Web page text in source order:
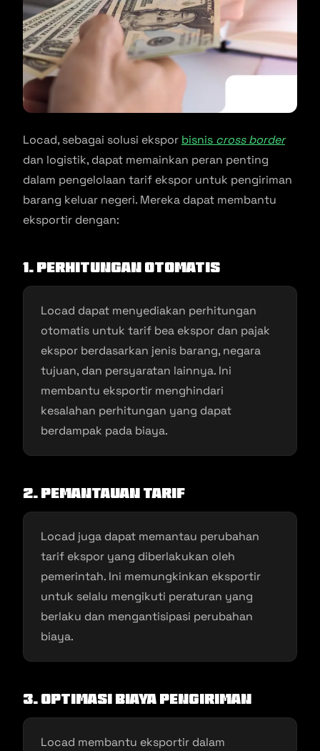
Locad, sebagai solusi ekspor bisnis cross border
dan logistik, dapat memainkan peran penting
dalam pengelolaan tarif ekspor untuk pengiriman
barang keluar negeri. Mereka dapat membantu
eksportir dengan:
1. Perhitungan Otomatis
Locad dapat menyediakan perhitungan
otomatis untuk tarif bea ekspor dan pajak
ekspor berdasarkan jenis barang, negara
tujuan, dan persyaratan lainnya. Ini
membantu eksportir menghindari
kesalahan perhitungan yang dapat
berdampak pada biaya.
2. Pemantauan Tarif
Locad juga dapat memantau perubahan
tarif ekspor yang diberlakukan oleh
pemerintah. Ini memungkinkan eksportir
untuk selalu mengikuti peraturan yang
berlaku dan mengantisipasi perubahan
biaya.
3. Optimasi Biaya Pengiriman
Locad membantu eksportir dalam